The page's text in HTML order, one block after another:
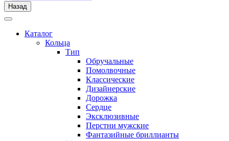
Назад
Каталог
Кольца
Тип
Обручальные
Помолвочные
Классические
Дизайнерские
Дорожка
Сердце
Эксклюзивные
Перстни мужские
Фантазийные бриллианты